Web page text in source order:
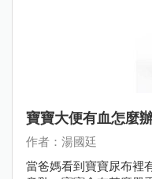
寶寶大便有血怎麼
作者：湯國廷
當爸媽看到寶寶尿布裡